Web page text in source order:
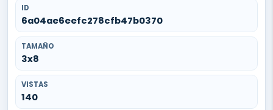
ID
6a04ae6eefc278cfb47b0370
TAMAÑO
3x8
VISTAS
140